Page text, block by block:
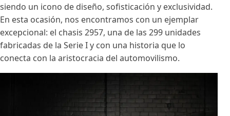
siendo un icono de diseño, sofisticación y exclusividad.
En esta ocasión, nos encontramos con un ejemplar
excepcional: el chasis 2957, una de las 299 unidades
fabricadas de la Serie I y con una historia que lo
conecta con la aristocracia del automovilismo.